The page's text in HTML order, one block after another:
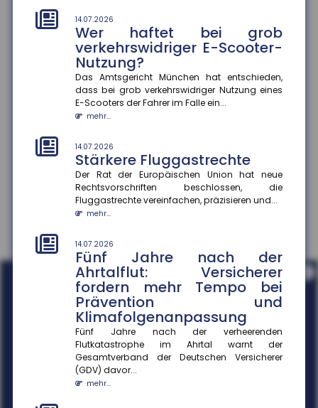
14.07.2026
Wer haftet bei grob
verkehrswidriger E-Scooter-
Nutzung?
Das Amtsgericht München hat entschieden,
dass bei grob verkehrswidriger Nutzung eines
E-Scooters der Fahrer im Falle ein...
mehr...
14.07.2026
Stärkere Fluggastrechte
Der Rat der Europäischen Union hat neue
Rechtsvorschriften beschlossen, die
Fluggastrechte vereinfachen, präzisieren und...
mehr...
14.07.2026
Fünf Jahre nach der
Ahrtalflut: Versicherer
fordern mehr Tempo bei
Prävention und
Klimafolgenanpassung
Fünf Jahre nach der verheerenden
Flutkatastrophe im Ahrtal warnt der
Gesamtverband der Deutschen Versicherer
(GDV) davor...
mehr...
arbeitet die Universität Siegen an einem digitalen
Werkzeug, das Städte un...
mehr...
14.07.2026
Soziale Medien in den Ferien
Die Sommerferien bieten Jugendlichen die Chance,
abzuschalten und neue Energie zu tanken. Doch statt